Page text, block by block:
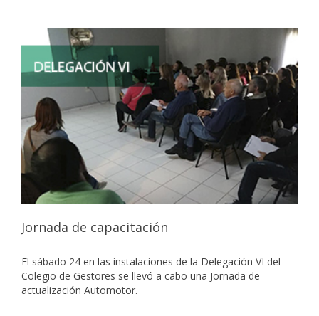
Jornada de capacitación
El sábado 24 en las instalaciones de la Delegación VI del
Colegio de Gestores se llevó a cabo una Jornada de
actualización Automotor.